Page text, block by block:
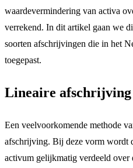
waardevermindering van activa
verrekend. In dit artikel gaan we
soorten afschrijvingen die in het
toegepast.
Lineaire afschrijving
Een veelvoorkomende methode
afschrijving. Bij deze vorm wordt
activum gelijkmatig verdeeld over